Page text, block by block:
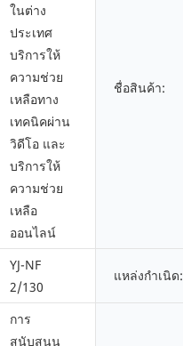
ในต่าง
ประเทศ
บริการให้
ความช่วย
เหลือทาง
เทคนิคผ่าน
วิดีโอ และ
บริการให้
ความช่วย
เหลือ
ออนไลน์
ชื่อสินค้า:
YJ-NF
2/130
แหล่งกำเนิด:
การ
สนับสนุน